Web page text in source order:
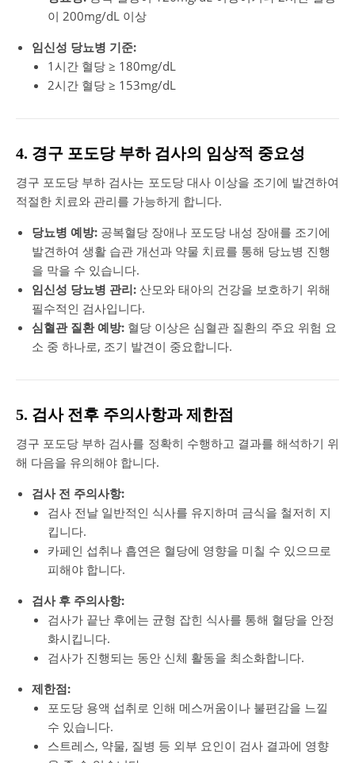
이 200mg/dL 이상
임신성 당뇨병 기준:
1시간 혈당 ≥ 180mg/dL
2시간 혈당 ≥ 153mg/dL
4. 경구 포도당 부하 검사의 임상적 중요성
경구 포도당 부하 검사는 포도당 대사 이상을 조기에 발견하여
적절한 치료와 관리를 가능하게 합니다.
당뇨병 예방: 공복혈당 장애나 포도당 내성 장애를 조기에
발견하여 생활 습관 개선과 약물 치료를 통해 당뇨병 진행
을 막을 수 있습니다.
임신성 당뇨병 관리: 산모와 태아의 건강을 보호하기 위해
필수적인 검사입니다.
심혈관 질환 예방: 혈당 이상은 심혈관 질환의 주요 위험 요
소 중 하나로, 조기 발견이 중요합니다.
5. 검사 전후 주의사항과 제한점
경구 포도당 부하 검사를 정확히 수행하고 결과를 해석하기 위
해 다음을 유의해야 합니다.
검사 전 주의사항:
검사 전날 일반적인 식사를 유지하며 금식을 철저히 지
킵니다.
카페인 섭취나 흡연은 혈당에 영향을 미칠 수 있으므로
피해야 합니다.
검사 후 주의사항:
검사가 끝난 후에는 균형 잡힌 식사를 통해 혈당을 안정
화시킵니다.
검사가 진행되는 동안 신체 활동을 최소화합니다.
제한점:
포도당 용액 섭취로 인해 메스꺼움이나 불편감을 느낄
수 있습니다.
스트레스, 약물, 질병 등 외부 요인이 검사 결과에 영향